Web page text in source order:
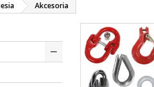
Akcesoria